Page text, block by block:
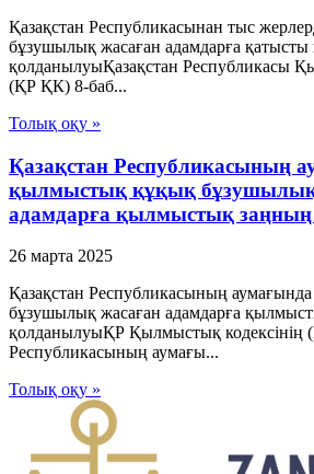
Қазақстан Республикасынан тыс
бұзушылық жасаған адамдарға
қолданылуыҚазақстан Республикасы
(ҚР ҚК) 8-баб...
Толық оқу »
Қазақстан Республикасының
қылмыстық құқық бұзушылық
адамдарға қылмыстық
26 марта 2025
Қазақстан Республикасының
бұзушылық жасаған адамдарға
қолданылуыҚР Қылмыстық кодексінің
Республикасының аумағы...
Толық оқу »